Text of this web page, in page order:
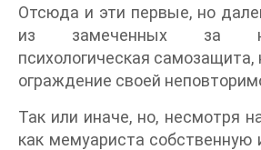
Отсюда и эти первые, но
из замеченных за
психологическая самозащита,
ограждение своей
Так или иначе, но, несмотря
как мемуариста собственную